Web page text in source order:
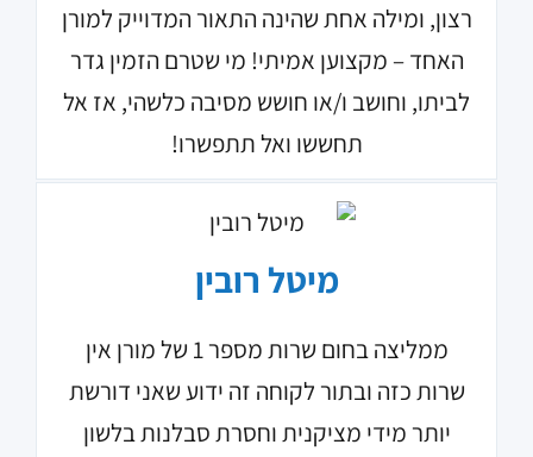
רצון, ומילה אחת שהינה התאור המדוייק למורן
האחד – מקצוען אמיתי! מי שטרם הזמין גדר
לביתו, וחושב ו/או חושש מסיבה כלשהי, אז אל
תחששו ואל תתפשרו!
מיטל רובין
ממליצה בחום שרות מספר 1 של מורן אין
שרות כזה ובתור לקוחה זה ידוע שאני דורשת
יותר מידי מציקנית וחסרת סבלנות בלשון